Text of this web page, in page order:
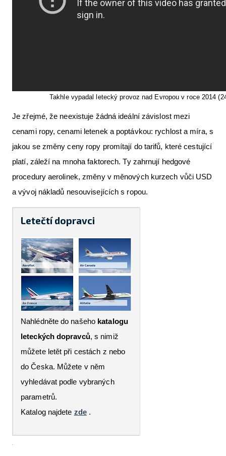
Takhle vypadal letecký provoz nad Evropou v roce 2014
Je zřejmé, že neexistuje žádná ideální závislost mezi
cenami ropy, cenami letenek a poptávkou: rychlost a míra, s
jakou se změny ceny ropy promítají do tarifů, které cestující
platí, záleží na mnoha faktorech. Ty zahrnují hedgové
procedury aerolinek, změny v měnových kurzech vůči USD
a vývoj nákladů nesouvisejících s ropou.
Letečtí dopravci
Nahlédněte do našeho katalogu
leteckých dopravců, s nimiž
můžete letět při cestách z nebo
do Česka. Můžete v něm
vyhledávat podle vybraných
parametrů.
Katalog najdete zde.